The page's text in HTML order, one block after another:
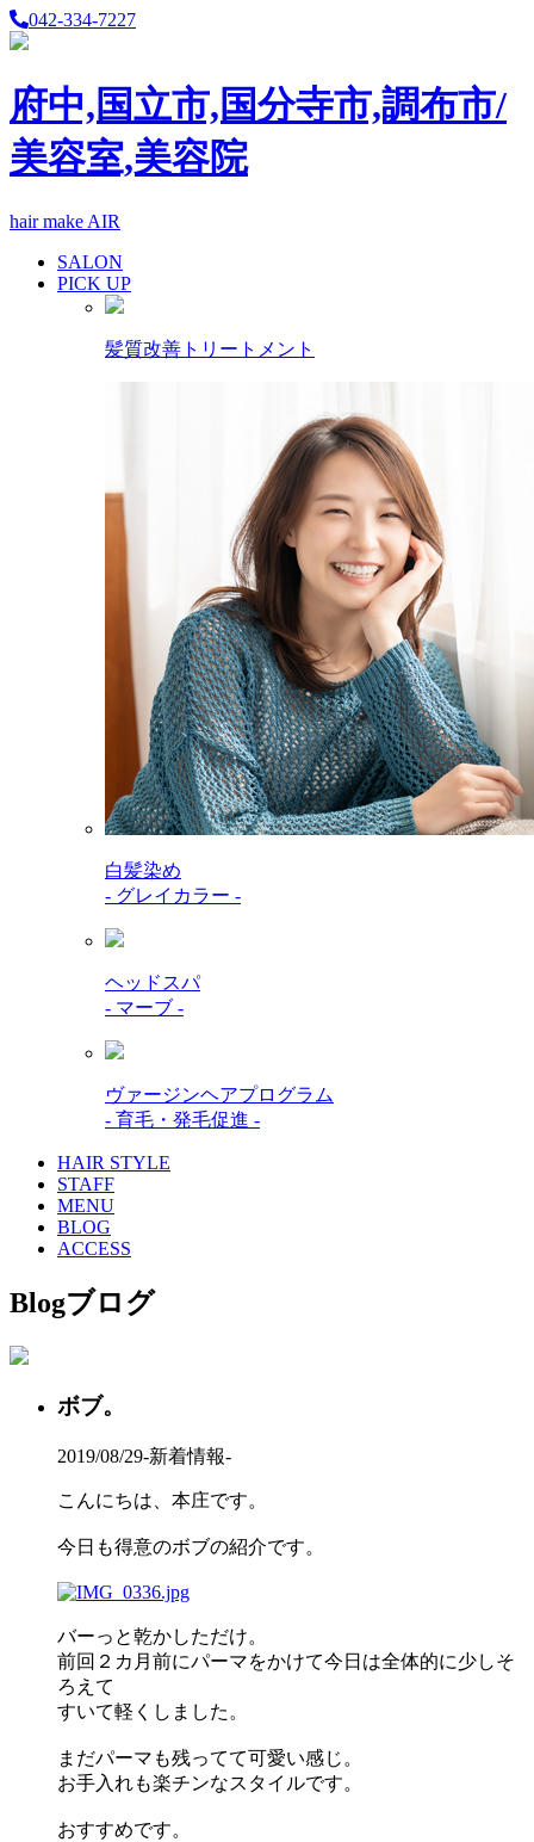
042-334-7227
府中,国立市,国分寺市,調布市/
美容室,美容院
hair make AIR
SALON
PICK UP
髪質改善トリートメント
白髪染め
- グレイカラー -
ヘッドスパ
- マーブ -
ヴァージンヘアプログラム
- 育毛・発毛促進 -
HAIR STYLE
STAFF
MENU
BLOG
ACCESS
Blogブログ
ボブ。
2019/08/29-新着情報-
こんにちは、本庄です。
今日も得意のボブの紹介です。
バーっと乾かしただけ。
前回２カ月前にパーマをかけて今日は全体的に少しそ
ろえて
すいて軽くしました。
まだパーマも残ってて可愛い感じ。
お手入れも楽チンなスタイルです。
おすすめです。